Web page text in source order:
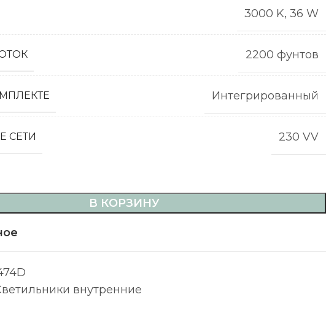
3000 K, 36 W
2200 фунтов
Интегрированный
СЕТИ 230 VV
В КОРЗИНУ
внутренние